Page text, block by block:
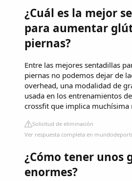
¿Cuál es la mejor
para aumentar
piernas?
Entre las mejores sentadillas
piernas no podemos dejar de
overhead, una modalidad de
usada en los entrenamientos
crossfit que implica muchísima
Solicitud de eliminación
Ver respuesta completa en
¿Cómo tener unos
enormes?